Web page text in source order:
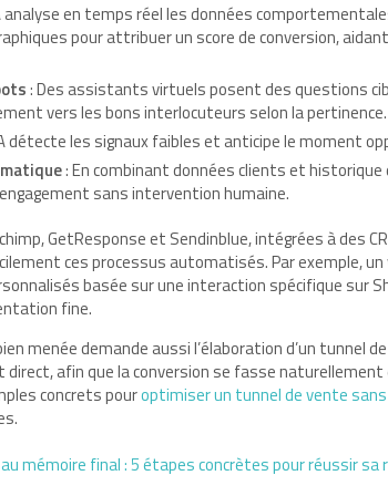
analyse en temps réel les données
pour attribuer un score de conversion,
: Des assistants virtuels posent des questions
vers les bons interlocuteurs selon la pertinence.
détecte les signaux faibles et anticipe le moment
: En combinant données clients et historique
sans intervention humaine.
GetResponse et Sendinblue, intégrées à des
ces processus automatisés. Par exemple,
basée sur une interaction spécifique sur
fine.
menée demande aussi l’élaboration d’un tunnel
direct, afin que la conversion se fasse
concrets pouroptimiser un tunnel de vente sans
au mémoire final : 5 étapes concrètes pour réussir